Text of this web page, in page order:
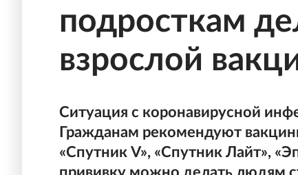
подросткам
взрослой
Ситуация с коронавирусной
Гражданам рекомендуют
«Спутник V», «Спутник Лайт»,